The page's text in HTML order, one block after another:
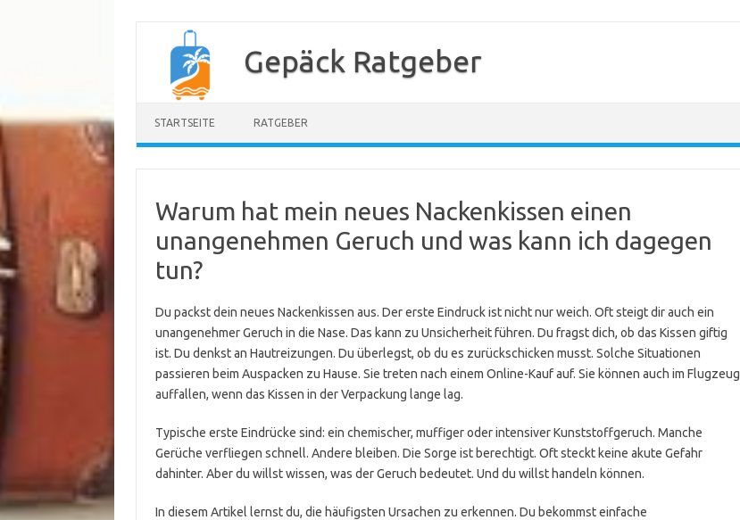
springen
Gepäck Ratgeber
STARTSEITE RATGEBER
Warum hat mein neues Nackenkissen einen
unangenehmen Geruch und was kann ich dagegen
tun?
Du packst dein neues Nackenkissen aus. Der erste Eindruck ist nicht nur weich. Oft steigt dir auch ein
unangenehmer Geruch in die Nase. Das kann zu Unsicherheit führen. Du fragst dich, ob das Kissen giftig
ist. Du denkst an Hautreizungen. Du überlegst, ob du es zurückschicken musst. Solche Situationen
passieren beim Auspacken zu Hause. Sie treten nach einem Online-Kauf auf. Sie können auch im Flugzeug
auffallen, wenn das Kissen in der Verpackung lange lag.
Typische erste Eindrücke sind: ein chemischer, muffiger oder intensiver Kunststoffgeruch. Manche
Gerüche verfliegen schnell. Andere bleiben. Die Sorge ist berechtigt. Oft steckt keine akute Gefahr
dahinter. Aber du willst wissen, was der Geruch bedeutet. Und du willst handeln können.
In diesem Artikel lernst du, die häufigsten Ursachen zu erkennen. Du bekommst einfache